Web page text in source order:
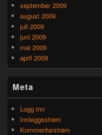
september 2009
august 2009
juli 2009
juni 2009
mai 2009
april 2009
Meta
Logg inn
Innleggsstrøm
Kommentarstrøm